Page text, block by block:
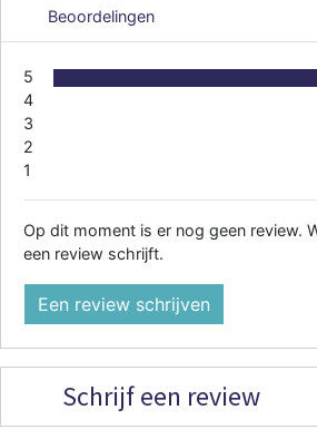
Beoordelingen
5
4
3
2
1
Op dit moment is er nog geen review.
een review schrijft.
Een review schrijven
Schrijf een review